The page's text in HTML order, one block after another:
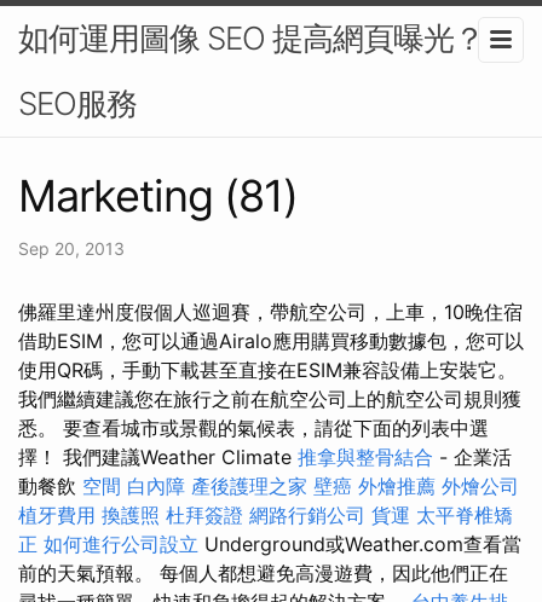
如何運用圖像 SEO 提高網頁曝光？-
SEO服務
Marketing (81)
Sep 20, 2013
佛羅里達州度假個人巡迴賽，帶航空公司，上車，10晚住宿
借助ESIM，您可以通過Airalo應用購買移動數據包，您可以
使用QR碼，手動下載甚至直接在ESIM兼容設備上安裝它。
我們繼續建議您在旅行之前在航空公司上的航空公司規則獲
悉。 要查看城市或景觀的氣候表，請從下面的列表中選
擇！ 我們建議Weather Climate 推拿與整骨結合 - 企業活
動餐飲 空間 白內障 產後護理之家 壁癌 外燴推薦 外燴公司
植牙費用 換護照 杜拜簽證 網路行銷公司 貨運 太平脊椎矯
正 如何進行公司設立 Underground或Weather.com查看當
前的天氣預報。 每個人都想避免高漫遊費，因此他們正在